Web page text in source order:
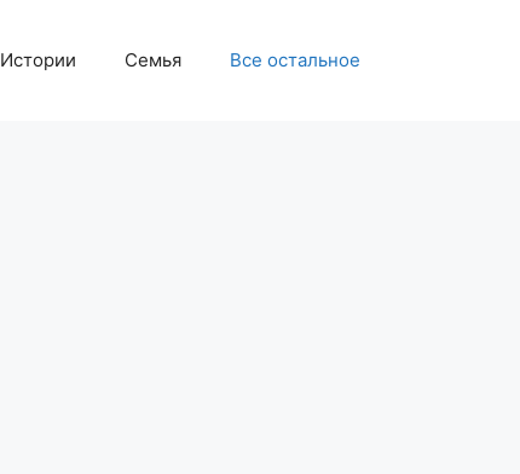
Истории Семья Все остальное